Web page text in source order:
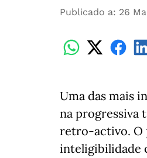
Publicado a: 26
Uma das mais
na progressiva
retro-activo. O
inteligibilidade